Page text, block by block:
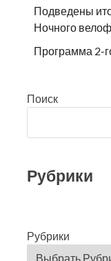
Подведены
Ночного
Программа 2-
Поиск
Рубрики
Рубрики